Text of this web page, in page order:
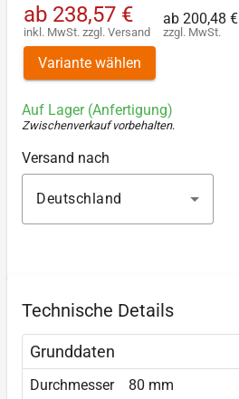
ab 238,57 €
inkl. MwSt. zzgl. Versand
ab 200,48 €
zzgl. MwSt.
Variante wählen
Auf Lager (Anfertigung)
Zwischenverkauf vorbehalten.
Versand nach
Deutschland
Technische Details
Grunddaten
Durchmesser
80 mm